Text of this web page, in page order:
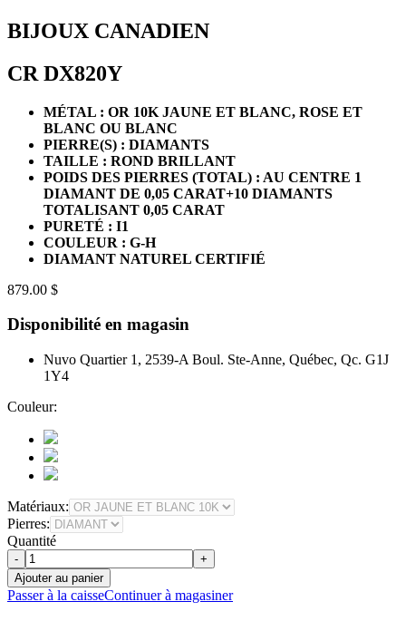
BIJOUX CANADIEN
CR DX820Y
MÉTAL : OR 10K JAUNE ET BLANC, ROSE ET
BLANC OU BLANC
PIERRE(S) : DIAMANTS
TAILLE : ROND BRILLANT
POIDS DES PIERRES (TOTAL) : AU CENTRE 1
DIAMANT DE 0,05 CARAT+10 DIAMANTS
TOTALISANT 0,05 CARAT
PURETÉ : I1
COULEUR : G-H
DIAMANT NATUREL CERTIFIÉ
879.00 $
Disponibilité en magasin
Nuvo Quartier 1, 2539-A Boul. Ste-Anne, Québec, Qc. G1J
1Y4
Couleur:
Matériaux:
Pierres:
Quantité
-
+
Ajouter au panier
Passer à la caisseContinuer à magasiner